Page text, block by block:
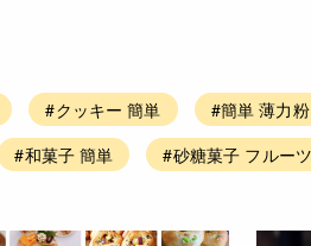
#クッキー 簡単
#簡単 薄力粉
#和菓子 簡単 #砂糖菓子 フルー